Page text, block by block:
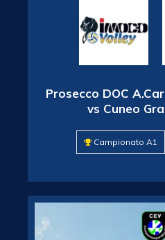
Prosecco DOC
vs Cuneo
Campionato A1